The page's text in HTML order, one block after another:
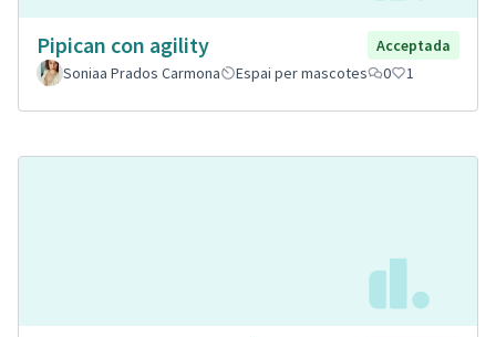
Pipican con agility
Acceptada
Soniaa Prados Carmona
Espai per mascotes 0 1